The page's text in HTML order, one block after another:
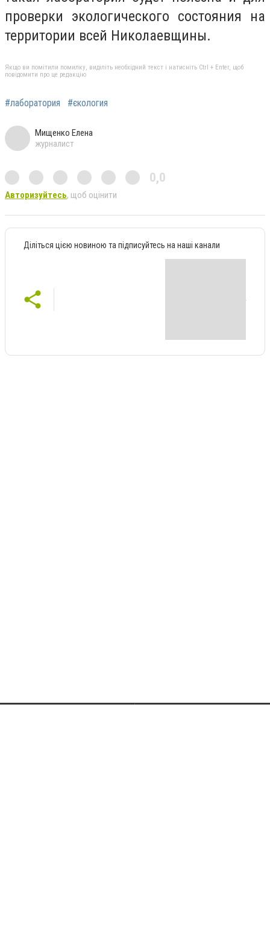
проверки экологического состояния на
территории всей Николаевщины.
Якщо ви помітили помилку, виділіть необхідний текст і натисніть Ctrl + Enter, щоб
повідомити про це редакцію
#лаборатория #єкология
Мищенко Елена
журналист
0,0
Авторизуйтесь, щоб оцінити
Діліться цією новиною та підписуйтесь на наші канали